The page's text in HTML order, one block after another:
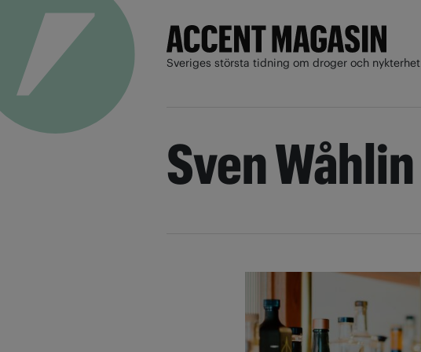
Sveriges största tidning om droger och nykterhet
Sven Wåhlin